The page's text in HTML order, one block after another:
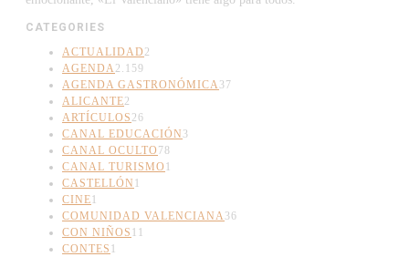
CATEGORIES
ACTUALIDAD 2
AGENDA2.159
AGENDA GASTRONÓMICA37
ALICANTE2
ARTÍCULOS 26
CANAL EDUCACIÓN 3
CANAL OCULTO 78
CANAL TURISMO 1
CASTELLÓN 1
CINE1
COMUNIDAD VALENCIANA36
CON NIÑOS 11
CONTES 1